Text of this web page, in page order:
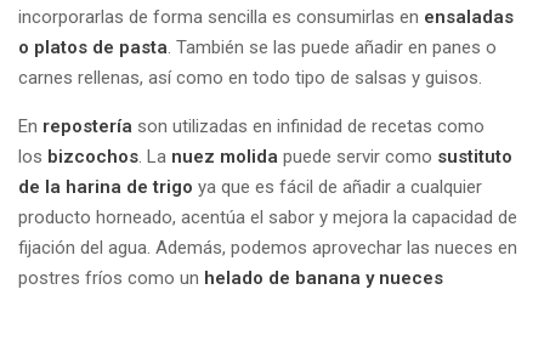
incorporarlas de forma sencilla es consumirlas en ensaladas
o platos de pasta. También se las puede añadir en panes o
carnes rellenas, así como en todo tipo de salsas y guisos.
En repostería son utilizadas en infinidad de recetas como
los bizcochos. La nuez molida puede servir como sustituto
de la harina de trigo ya que es fácil de añadir a cualquier
producto horneado, acentúa el sabor y mejora la capacidad de
fijación del agua. Además, podemos aprovechar las nueces en
postres fríos como un helado de banana y nueces